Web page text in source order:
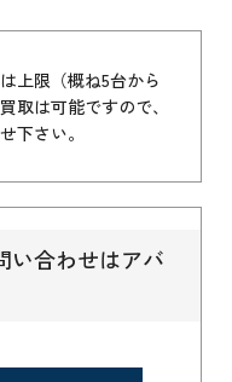
上限（概ね5台から
取は可能ですので、
下さい。
い合わせはアバ